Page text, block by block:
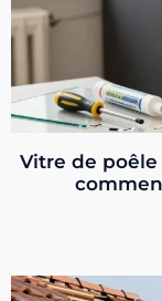
Vitre de